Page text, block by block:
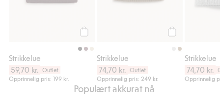
Strikkelue
59,70 kr.
Outlet
Opprinnelig pris: 199 kr.
Strikkelue
74,70 kr.
Outlet
Opprinnelig pris: 249 kr.
Strikkelue
74,70 kr.
Opprinnelig
Populært akkurat nå